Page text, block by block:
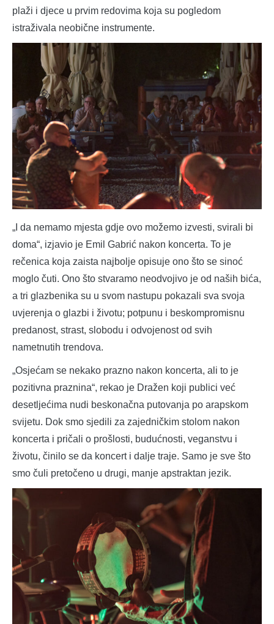
plaži i djece u prvim redovima koja su pogledom
istraživala neobične instrumente.
„I da nemamo mjesta gdje ovo možemo izvesti, svirali bi
doma“, izjavio je Emil Gabrić nakon koncerta. To je
rečenica koja zaista najbolje opisuje ono što se sinoć
moglo čuti. Ono što stvaramo neodvojivo je od naših bića,
a tri glazbenika su u svom nastupu pokazali sva svoja
uvjerenja o glazbi i životu; potpunu i beskompromisnu
predanost, strast, slobodu i odvojenost od svih
nametnutih trendova.
„Osjećam se nekako prazno nakon koncerta, ali to je
pozitivna praznina“, rekao je Dražen koji publici već
desetljećima nudi beskonačna putovanja po arapskom
svijetu. Dok smo sjedili za zajedničkim stolom nakon
koncerta i pričali o prošlosti, budućnosti, veganstvu i
životu, činilo se da koncert i dalje traje. Samo je sve što
smo čuli pretočeno u drugi, manje apstraktan jezik.